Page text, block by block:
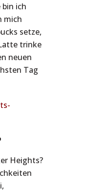
ich
mich
setze,
trinke
neuen
Tag
Heights?